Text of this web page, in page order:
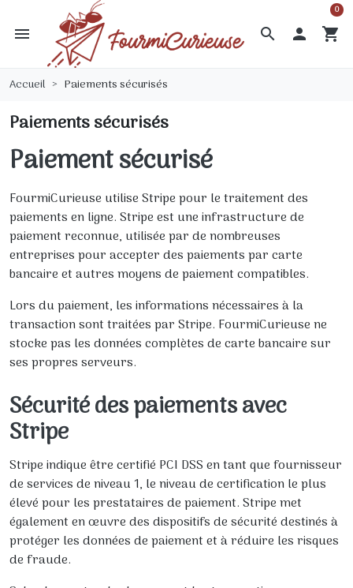
search
menu  shopping_cart
0
Accueil Paiements sécurisés
Paiements sécurisés
Paiement sécurisé
FourmiCurieuse utilise Stripe pour le traitement des
paiements en ligne. Stripe est une infrastructure de
paiement reconnue, utilisée par de nombreuses
entreprises pour accepter des paiements par carte
bancaire et autres moyens de paiement compatibles.
Lors du paiement, les informations nécessaires à la
transaction sont traitées par Stripe. FourmiCurieuse ne
stocke pas les données complètes de carte bancaire sur
ses propres serveurs.
Sécurité des paiements avec
Stripe
Stripe indique être certifié PCI DSS en tant que fournisseur
de services de niveau 1, le niveau de certification le plus
élevé pour les prestataires de paiement. Stripe met
également en œuvre des dispositifs de sécurité destinés à
protéger les données de paiement et à réduire les risques
de fraude.